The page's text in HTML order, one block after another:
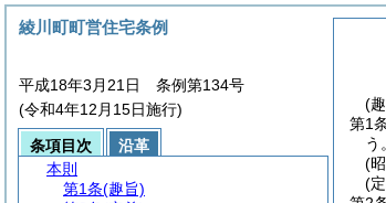
(
第1
う
(
(
綾川町町営住宅条例
平成18年3月21日 条例第134号
(令和4年12月15日施行)
条項目次
沿革
本則
第1条(趣旨)